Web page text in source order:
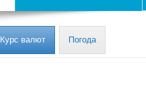
Курс валют Погода